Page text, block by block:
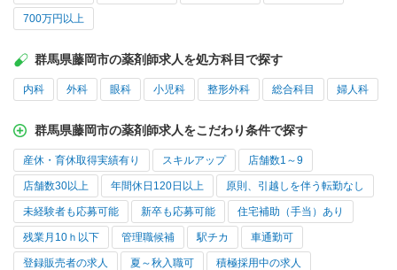
700万円以上
群馬県藤岡市の薬剤師求人を処方科目で探す
内科 外科 眼科 小児科 整形外科 総合科目 婦人科
群馬県藤岡市の薬剤師求人をこだわり条件で探す
産休・育休取得実績有り スキルアップ 店舗数1～9
店舗数30以上 年間休日120日以上 原則、引越しを伴う転勤なし
未経験者も応募可能 新卒も応募可能 住宅補助（手当）あり
残業月10ｈ以下 管理職候補 駅チカ 車通勤可
登録販売者の求人 夏～秋入職可 積極採用中の求人